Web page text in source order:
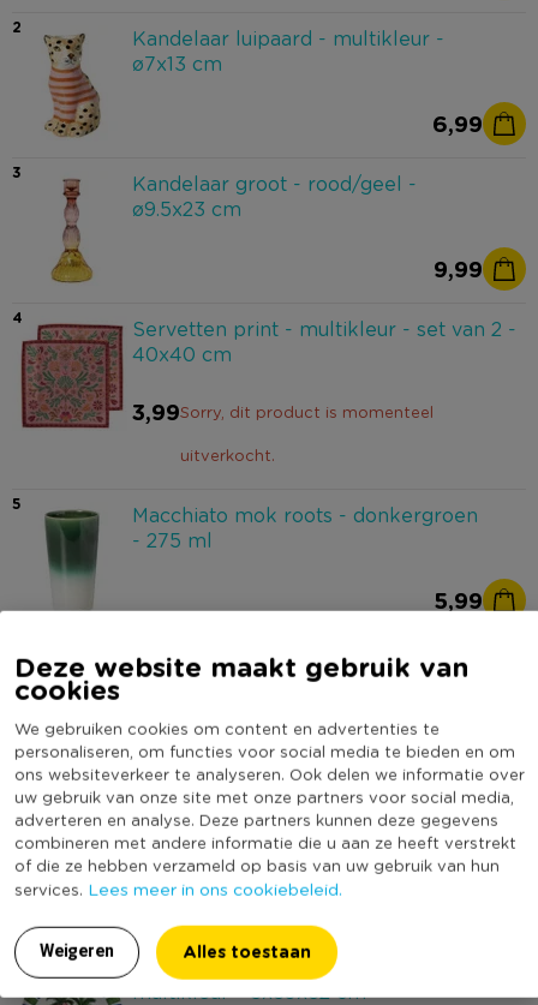
Deze website maakt gebruik van
cookies
We gebruiken cookies om content en advertenties te
personaliseren, om functies voor social media te bieden en om
ons websiteverkeer te analyseren. Ook delen we informatie over
uw gebruik van onze site met onze partners voor social media,
adverteren en analyse. Deze partners kunnen deze gegevens
combineren met andere informatie die u aan ze heeft verstrekt
of die ze hebben verzameld op basis van uw gebruik van hun
services. Lees meer in ons cookiebeleid.
Weigeren Alles toestaan
2
Kandelaar luipaard - multikleur -
ø7x13 cm
6,99
3
Kandelaar groot - rood/geel -
ø9.5x23 cm
9,99
4
Servetten print - multikleur - set van 2 -
40x40 cm
3,99Sorry, dit product is momenteel
uitverkocht.
5
Macchiato mok roots - donkergroen
- 275 ml
5,99
Dinerbord roots - oranje - ø27.5x3 cm
9,99 Sorry, dit product is momenteel
uitverkocht.
7
Ontbijtbord roots - donkergroen -
ø22x2.5 cm
8
Serveerbord palmboom -
multikleur - 3x39x32 cm